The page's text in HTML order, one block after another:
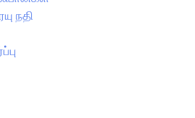
நதி